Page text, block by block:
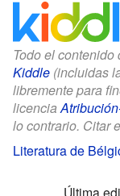
Todo el
Kiddle (incluidas
libremente para
licencia
lo contrario. Citar
Literatura de
Última